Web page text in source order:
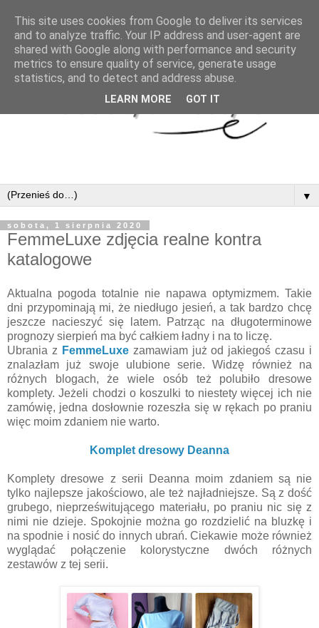
▼
sobota, 1 sierpnia 2020
FemmeLuxe zdjęcia realne kontra
katalogowe
Aktualna pogoda totalnie nie napawa optymizmem. Takie
dni przypominają mi, że niedługo jesień, a tak bardzo chcę
jeszcze nacieszyć się latem. Patrząc na długoterminowe
prognozy sierpień ma być całkiem ładny i na to liczę.
Ubrania z FemmeLuxezamawiam już od jakiegoś czasu i
znalazłam już swoje ulubione serie. Widzę również na
różnych blogach, że wiele osób też polubiło dresowe
komplety. Jeżeli chodzi o koszulki to niestety więcej ich nie
zamówię, jedna dosłownie rozeszła się w rękach po praniu
więc moim zdaniem nie warto.
Komplet dresowy Deanna
Komplety dresowe z serii Deanna moim zdaniem są nie
tylko najlepsze jakościowo, ale też najładniejsze. Są z dość
grubego, nieprześwitującego materiału, po praniu nic się z
nimi nie dzieje. Spokojnie można go rozdzielić na bluzkę i
na spodnie i nosić do innych ubrań. Ciekawie może również
wyglądać połączenie kolorystyczne dwóch różnych
zestawów z tej serii.
This site uses cookies from Google to deliver its services
and to analyze traffic. Your IP address and user-agent are
shared with Google along with performance and security
metrics to ensure quality of service, generate usage
statistics, and to detect and address abuse.
LEARN MORE GOT IT